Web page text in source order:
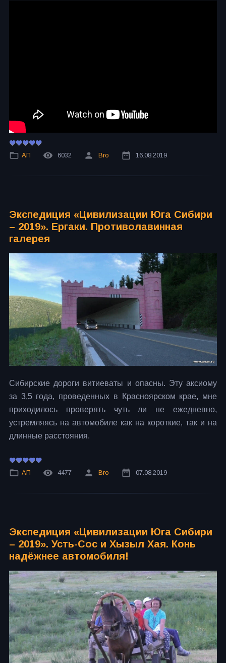
АП 6032 Bro 16.08.2019
Экспедиция «Цивилизации Юга Сибири
– 2019». Ергаки. Противолавинная
галерея
Сибирские дороги витиеваты и опасны. Эту аксиому
за 3,5 года, проведенных в Красноярском крае, мне
приходилось проверять чуть ли не ежедневно,
устремляясь на автомобиле как на короткие, так и на
длинные расстояния.
АП 4477 Bro 07.08.2019
Экспедиция «Цивилизации Юга Сибири
– 2019». Усть-Сос и Хызыл Хая. Конь
надёжнее автомобиля!